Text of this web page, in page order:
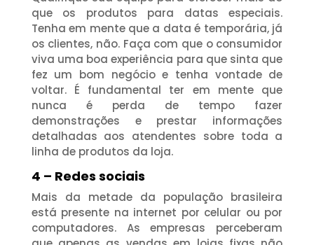
que os produtos para datas especiais.
Tenha em mente que a data é temporária, já
os clientes, não. Faça com que o consumidor
viva uma boa experiência para que sinta que
fez um bom negócio e tenha vontade de
voltar. É fundamental ter em mente que
nunca é perda de tempo fazer
demonstrações e prestar informações
detalhadas aos atendentes sobre toda a
linha de produtos da loja.
4 – Redes sociais
Mais da metade da população brasileira
está presente na internet por celular ou por
computadores. As empresas perceberam